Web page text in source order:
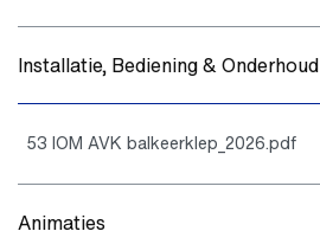
Installatie, Bediening & Onderhoud
53 IOM AVK balkeerklep_2026.pdf
Animaties